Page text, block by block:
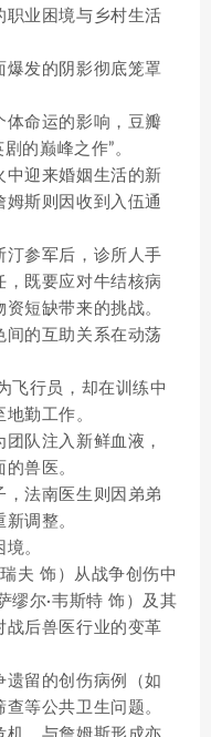
职业困境与乡村生活
爆发的阴影彻底笼罩
体命运的影响，豆瓣
的巅峰之作”。
中迎来婚姻生活的新
姆斯则因收到入伍通
汀参军后，诊所人手
，既要应对牛结核病
短缺带来的挑战。
间的互助关系在动荡
飞行员，却在训练中
勤工作。
队注入新鲜血液，
兽医。
，法南医生则因弟弟
调整。
。
夫 饰）从战争创伤中
缪尔·韦斯特 饰）及其
战后兽医行业的变革
遗留的创伤病例（如
等公共卫生问题。